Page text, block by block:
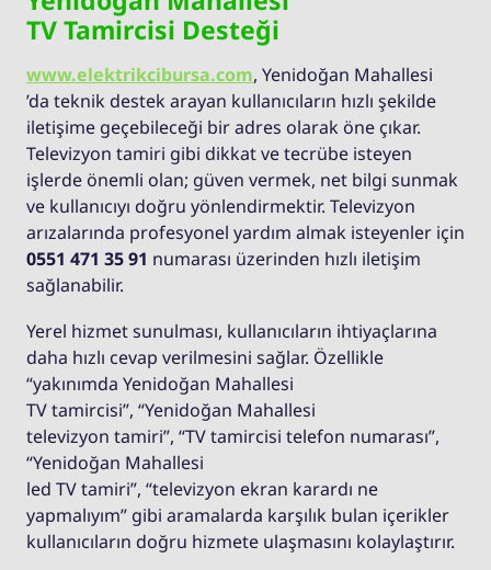
TV Tamircisi Desteği
www.elektrikcibursa.com, Yenidoğan Mahallesi
’da teknik destek arayan kullanıcıların hızlı şekilde
iletişime geçebileceği bir adres olarak öne çıkar.
Televizyon tamiri gibi dikkat ve tecrübe isteyen
işlerde önemli olan; güven vermek, net bilgi sunmak
ve kullanıcıyı doğru yönlendirmektir. Televizyon
arızalarında profesyonel yardım almak isteyenler için
0551 471 35 91 numarası üzerinden hızlı iletişim
sağlanabilir.
Yerel hizmet sunulması, kullanıcıların ihtiyaçlarına
daha hızlı cevap verilmesini sağlar. Özellikle
“yakınımda Yenidoğan Mahallesi
TV tamircisi”, “Yenidoğan Mahallesi
televizyon tamiri”, “TV tamircisi telefon numarası”,
“Yenidoğan Mahallesi
led TV tamiri”, “televizyon ekran karardı ne
yapmalıyım” gibi aramalarda karşılık bulan içerikler
kullanıcıların doğru hizmete ulaşmasını kolaylaştırır.